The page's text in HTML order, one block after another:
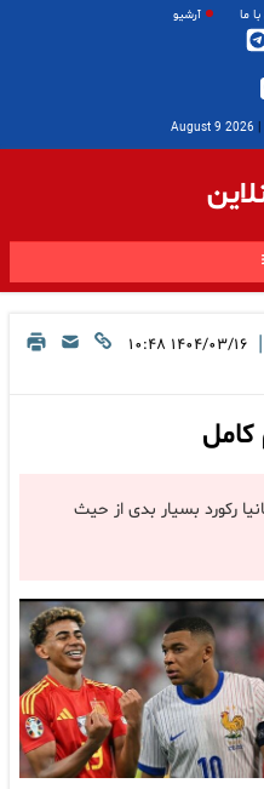
ما آرشیو
|
2026 August 9
| ۱۴۰۴/۰۳/۱۶ ۱۰:۴۸
کامل
رکورد بسیار بدی از حیث